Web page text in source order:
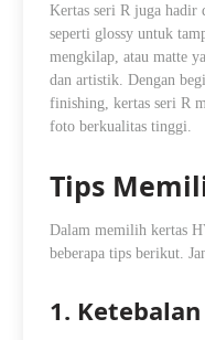
Kertas seri R juga hadir
seperti glossy untuk
mengkilap, atau matte
dan artistik. Dengan
finishing, kertas seri R
foto berkualitas tinggi.
Tips
Dalam memilih kertas
beberapa tips berikut.
1. Ketebalan